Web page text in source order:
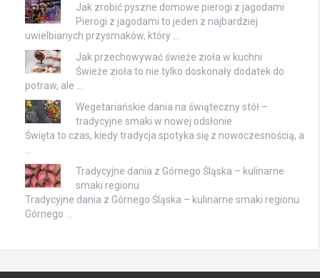
Jak zrobić pyszne domowe pierogi z jagodami
Pierogi z jagodami to jeden z najbardziej
uwielbianych przysmaków, który …
Jak przechowywać świeże zioła w kuchni
Świeże zioła to nie tylko doskonały dodatek do
potraw, ale …
Wegetariańskie dania na świąteczny stół –
tradycyjne smaki w nowej odsłonie
Święta to czas, kiedy tradycja spotyka się z nowoczesnością, a
Tradycyjne dania z Górnego Śląska – kulinarne
smaki regionu
Tradycyjne dania z Górnego Śląska – kulinarne smaki regionu
Górnego …